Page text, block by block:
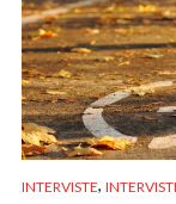
INTERVISTE,